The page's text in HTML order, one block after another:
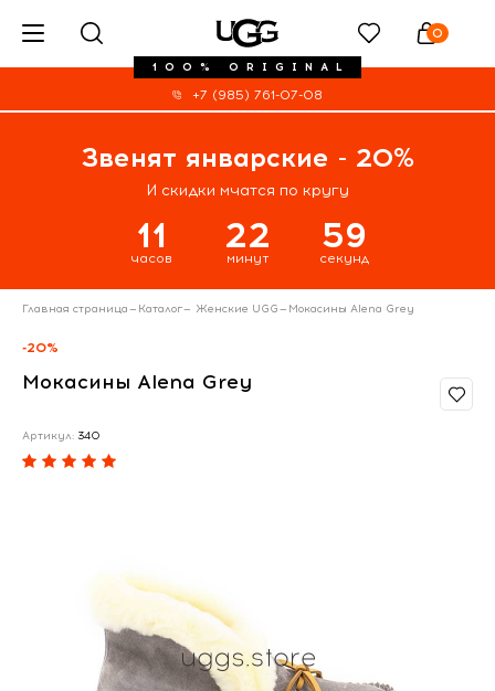
100% ORIGINAL
0
+7 (985) 761-07-08
Звенят январские - 20%
И скидки мчатся по кругу
11
часов
22
минут
59
секунд
Главная страница— Каталог— Женские UGG— Мокасины Alena Grey
-20%
Мокасины Alena Grey
Артикул: 340